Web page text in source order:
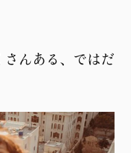
んある、ではだ